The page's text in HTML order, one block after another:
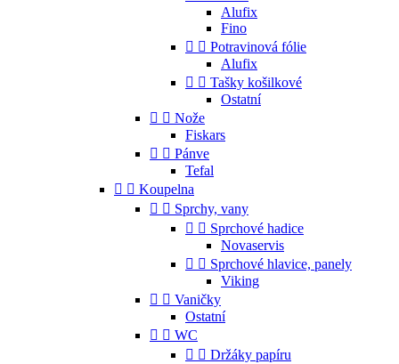
Alufix
Fino
  Potravinová fólie
Alufix
  Tašky košilkové
Ostatní
  Nože
Fiskars
  Pánve
Tefal
  Koupelna
  Sprchy, vany
  Sprchové hadice
Novaservis
  Sprchové hlavice, panely
Viking
  Vaničky
Ostatní
  WC
  Držáky papíru